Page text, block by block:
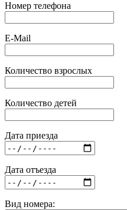
Номер телефона
E-Mail
Количество взрослых
Количество детей
Дата приезда
Дата отъезда
Вид номера: